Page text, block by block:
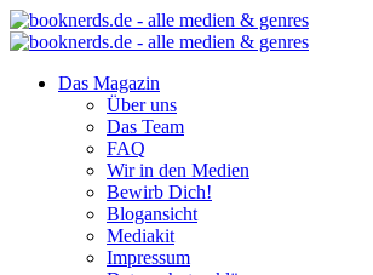
Das Magazin
Über uns
Das Team
FAQ
Wir in den Medien
Bewirb Dich!
Blogansicht
Mediakit
Impressum